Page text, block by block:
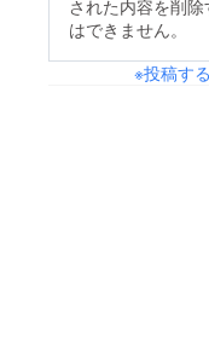
された内容を削除
はできません。
※投稿す